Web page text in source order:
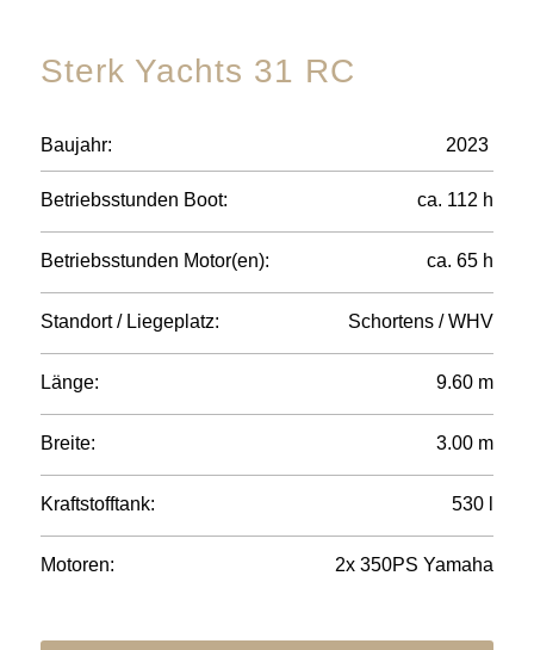
Sterk Yachts 31 RC
Baujahr: 2023
Betriebsstunden Boot: ca. 112 h
Betriebsstunden Motor(en): ca. 65 h
Standort / Liegeplatz: Schortens / WHV
Länge: 9.60 m
Breite: 3.00 m
Kraftstofftank: 530 l
Motoren: 2x 350PS Yamaha